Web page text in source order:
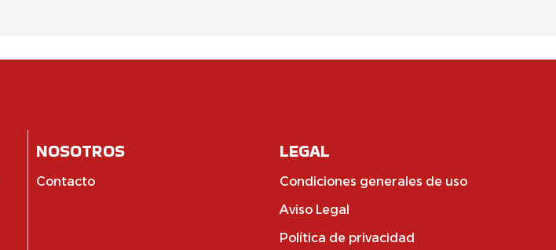
NOSOTROS
Contacto
LEGAL
Condiciones generales de uso
Aviso Legal
Política de privacidad